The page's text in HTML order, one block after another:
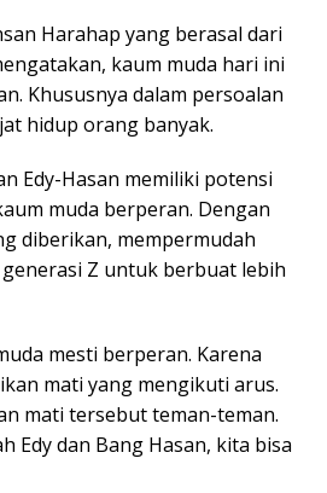
Harahap yang berasal dari
kaum muda hari ini
Khususnya dalam persoalan
hidup orang banyak.
Edy-Hasan memiliki potensi
muda berperan. Dengan
diberikan, mempermudah
Z untuk berbuat lebih
mesti berperan. Karena
mati yang mengikuti arus.
mati tersebut teman-teman.
Edy dan Bang Hasan, kita bisa